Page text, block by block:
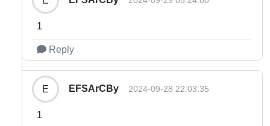
1
Reply
E EFSArCBy 2024-09-28 22:03:35
1